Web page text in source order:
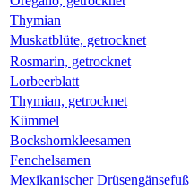
Thymian
Muskatblüte, getrocknet
Rosmarin, getrocknet
Lorbeerblatt
Thymian, getrocknet
Kümmel
Bockshornkleesamen
Fenchelsamen
Mexikanischer Drüsengänsefuß